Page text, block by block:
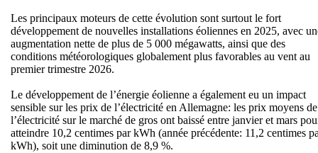
Les principaux moteurs de cette évolution sont surtout le fort
développement de nouvelles installations éoliennes en 2025, avec
augmentation nette de plus de 5 000 mégawatts, ainsi que des
conditions météorologiques globalement plus favorables au vent au
premier trimestre 2026.
Le développement de l’énergie éolienne a également eu un impact
sensible sur les prix de l’électricité en Allemagne: les prix moyens de
l’électricité sur le marché de gros ont baissé entre janvier et mars
atteindre 10,2 centimes par kWh (année précédente: 11,2 centimes
kWh), soit une diminution de 8,9 %.